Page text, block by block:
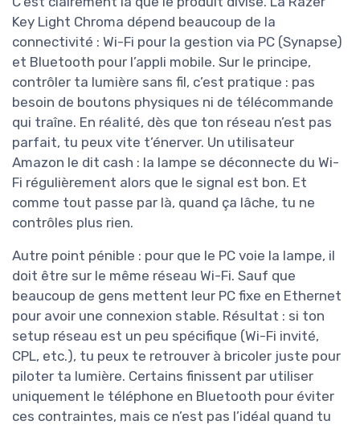
Key Light Chroma dépend beaucoup de la
connectivité : Wi-Fi pour la gestion via PC (Synapse)
et Bluetooth pour l’appli mobile. Sur le principe,
contrôler ta lumière sans fil, c’est pratique : pas
besoin de boutons physiques ni de télécommande
qui traîne. En réalité, dès que ton réseau n’est pas
parfait, tu peux vite t’énerver. Un utilisateur
Amazon le dit cash : la lampe se déconnecte du Wi-
Fi régulièrement alors que le signal est bon. Et
comme tout passe par là, quand ça lâche, tu ne
contrôles plus rien.
Autre point pénible : pour que le PC voie la lampe, il
doit être sur le même réseau Wi-Fi. Sauf que
beaucoup de gens mettent leur PC fixe en Ethernet
pour avoir une connexion stable. Résultat : si ton
setup réseau est un peu spécifique (Wi-Fi invité,
CPL, etc.), tu peux te retrouver à bricoler juste pour
piloter ta lumière. Certains finissent par utiliser
uniquement le téléphone en Bluetooth pour éviter
ces contraintes, mais ce n’est pas l’idéal quand tu